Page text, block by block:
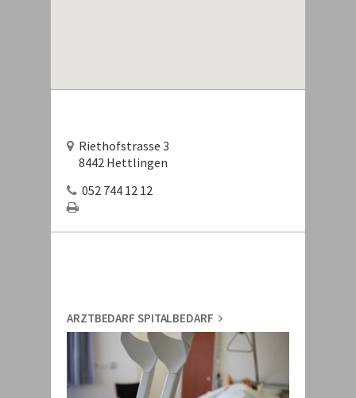
Riethofstrasse 3
8442 Hettlingen
052 744 12 12
ARZTBEDARF SPITALBEDARF